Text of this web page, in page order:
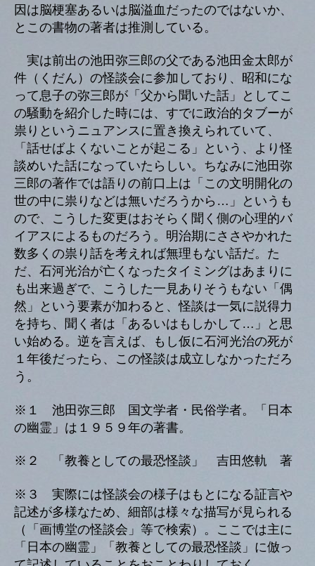
因は脳梗塞あるいは脳溢血だったのではないか、
とこの書物の著者は推測している。
実は前出の池田弥三郎の父である池田金太郎が
件（くだん）の怪談会に参加しており、昭和にな
って息子の弥三郎が「父から聞いた話」としてこ
の騒動を紹介した時には、すでに政治的タブーが
祟りというニュアンスに置き換えられていて、
「話せばよくないことが起こる」という、より怪
談めいた話になっていたらしい。ちなみに池田弥
三郎の著作では語りの前口上は「この文明開化の
世の中に祟りなどは無いだろうから…」というも
ので、こうした変更はおそらく聞く側の心理的バ
イアスによるものだろう。明治期にささやかれた
数多くの祟り話を考えれば無理もない話だ。た
だ、石河光治が亡くなったタイミングはあまりに
も出来過ぎで、こうした一見ありそうもない「偶
然」という要素が加わると、怪談は一気に説得力
を持ち、聞く者は「あるいはもしかして…」と思
い始める。逆を言えば、もし仮に石河光治の死が
１年後だったら、この怪談は成立しなかっただろ
う。
※１ 池田弥三郎 国文学者・民俗学者。「日本
の幽霊」は１９５９年の著書。
※２ 「教養としての最恐怪談」 吉田悠軌 著
※３ 実際には怪談会の様子はもとになる証言や
記述が多様なため、細部は様々な描写が見られる
（「画博堂の怪談会」等で検索）。ここでは主に
「日本の幽霊」「教養としての最恐怪談」に倣っ